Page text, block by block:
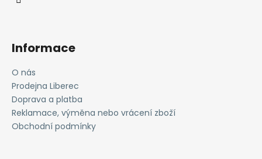
Informace
O nás
Prodejna Liberec
Doprava a platba
Reklamace, výměna nebo vrácení zboží
Obchodní podmínky